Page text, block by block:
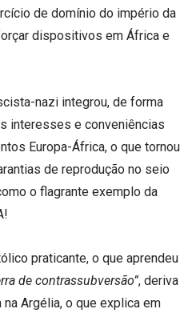
de domínio do império da
dispositivos em África e
nazi integrou, de forma
interesses e conveniências
Europa-África, o que tornou
de reprodução no seio
o flagrante exemplo da
praticante, o que aprendeu
de contrassubversão”, deriva
Argélia, o que explica em